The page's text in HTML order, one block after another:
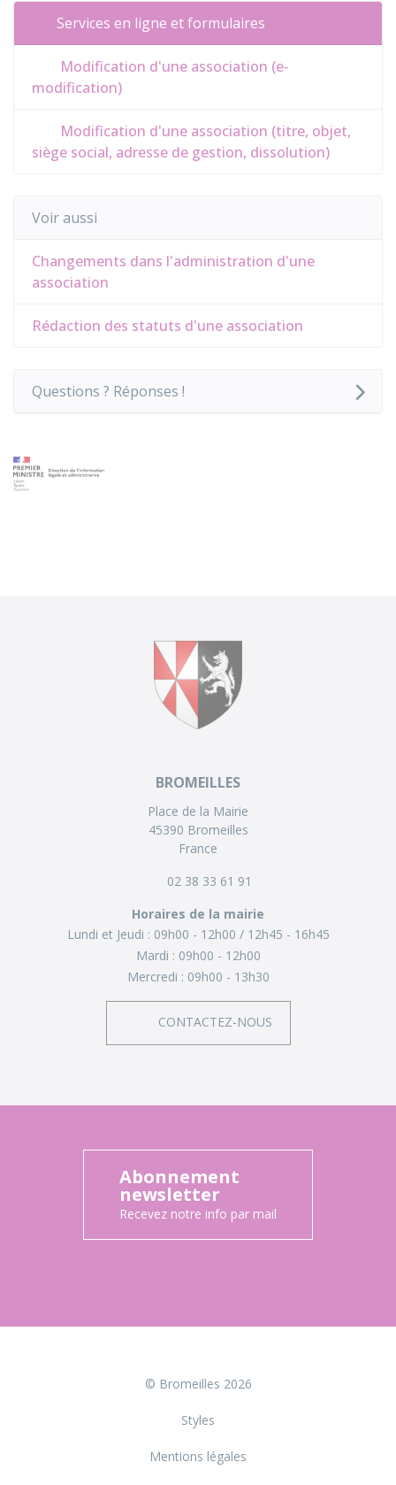
Services en ligne et formulaires
Modification d'une association (e-
modification)
Modification d'une association (titre, objet,
siège social, adresse de gestion, dissolution)
Voir aussi
Changements dans l'administration d'une
association
Rédaction des statuts d'une association
Questions ? Réponses !
BROMEILLES
Place de la Mairie
45390 Bromeilles
France
02 38 33 61 91
Horaires de la mairie
Lundi et Jeudi : 09h00 - 12h00
12h45 - 16h45
Mardi : 09h00 - 12h00
Mercredi : 09h00 - 13h30
CONTACTEZ-NOUS
Abonnement
newsletter
Recevez notre info par mail
© Bromeilles 2026
Styles
Mentions légales